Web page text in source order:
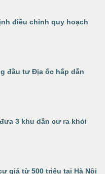
điều chỉnh quy hoạch
đầu tư Địa ốc hấp dẫn
3 khu dân cư ra khỏi
giá từ 500 triệu tại Hà Nội